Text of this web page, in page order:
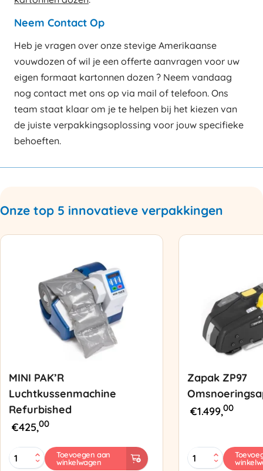
Neem Contact Op
Heb je vragen over onze stevige Amerikaanse
vouwdozen of wil je een offerte aanvragen voor uw
eigen formaat kartonnen dozen ? Neem vandaag
nog contact met ons op via mail of telefoon. Ons
team staat klaar om je te helpen bij het kiezen van
de juiste verpakkingsoplossing voor jouw specifieke
behoeften.
Onze top 5 innovatieve verpakkingen
MINI PAK’R
Luchtkussenmachine
Refurbished
€425,00
MINI
PAK'R
Toevoegen aan
winkelwagen
Zapak ZP97
€1.499,00
Zapak
ZP97